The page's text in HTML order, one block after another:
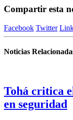
Compartir esta
Facebook Twitter
Noticias
Tohá critica
en seguridad